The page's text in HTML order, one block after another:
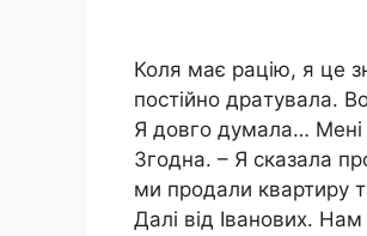
Коля має рацію, я це
постійно дpaтувала.
Я довго думала… Мені
Згодна. – Я сказала
ми продали квартиру
Далі від Іванових.